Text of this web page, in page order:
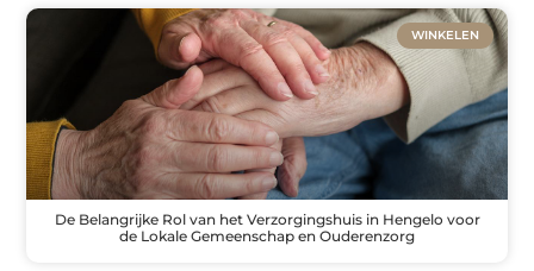
WINKELEN
De Belangrijke Rol van het Verzorgingshuis in Hengelo voor
de Lokale Gemeenschap en Ouderenzorg